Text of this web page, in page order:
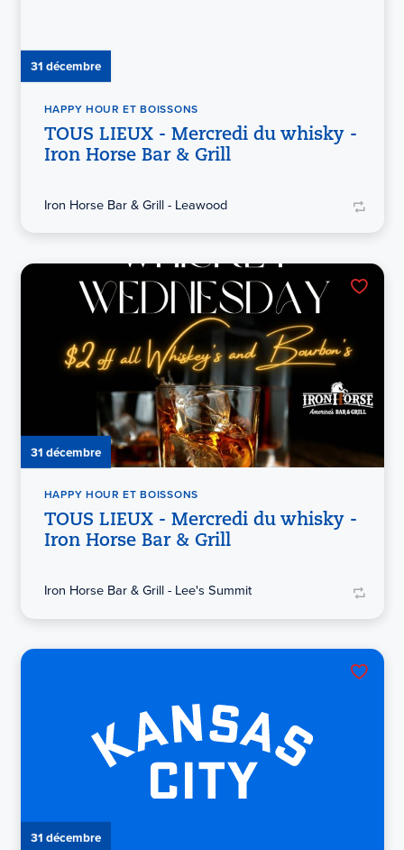
31 décembre
HAPPY HOUR ET BOISSONS
TOUS LIEUX - Mercredi du whisky -
Iron Horse Bar & Grill
Iron Horse Bar & Grill - Leawood
31 décembre
HAPPY HOUR ET BOISSONS
TOUS LIEUX - Mercredi du whisky -
Iron Horse Bar & Grill
Iron Horse Bar & Grill - Lee's Summit
31 décembre